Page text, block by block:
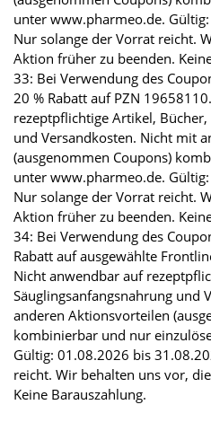
unter www.pharmeo.de.
Nur solange der Vorrat reicht.
Aktion früher zu beenden.
33: Bei Verwendung des
20 % Rabatt auf PZN
rezeptpflichtige Artikel,
und Versandkosten. Nicht mit
(ausgenommen Coupons)
unter www.pharmeo.de.
Nur solange der Vorrat reicht.
Aktion früher zu beenden.
34: Bei Verwendung des
Rabatt auf ausgewählte
Nicht anwendbar auf
Säuglingsanfangsnahrung und
anderen Aktionsvorteilen
kombinierbar und nur
Gültig: 01.08.2026 bis
reicht. Wir behalten uns vor,
Keine Barauszahlung.